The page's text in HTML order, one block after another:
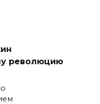
революцию